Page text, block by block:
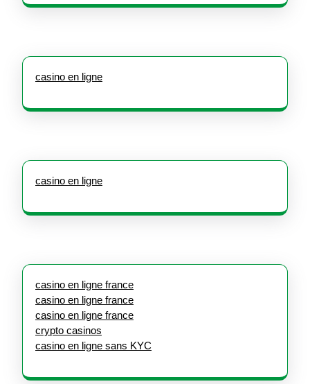
casino en ligne
casino en ligne
casino en ligne france
casino en ligne france
casino en ligne france
crypto casinos
casino en ligne sans KYC